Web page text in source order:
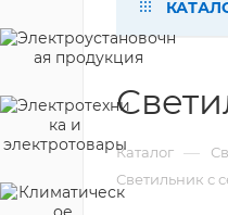
Каталог —
Светильник с